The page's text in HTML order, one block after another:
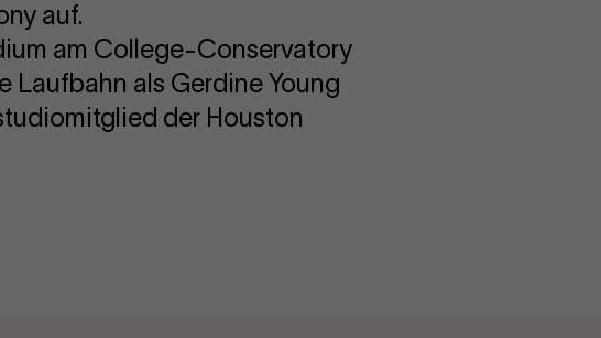
auf.
am College-Conservatory
als Gerdine Young
der Houston